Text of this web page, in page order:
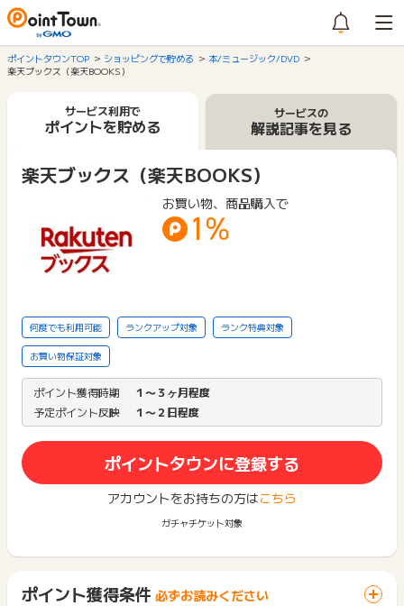
ポイントタウンTOP ショッピングで貯める
本/ミュージック/DVD
楽天ブックス（楽天BOOKS）
サービス利用で
ポイントを貯める
サービスの
解説記事を見る
楽天ブックス（楽天BOOKS）
お買い物、商品購入で
1%
何度でも利用可能 ランクアップ対象 ランク特典対象
お買い物保証対象
ポイント獲得時期
１〜３ヶ月程度
予定ポイント反映
１〜２日程度
ポイントタウンに登録する
アカウントをお持ちの方はこちら
ガチャチケット対象
ポイント獲得条件 必ずお読みください